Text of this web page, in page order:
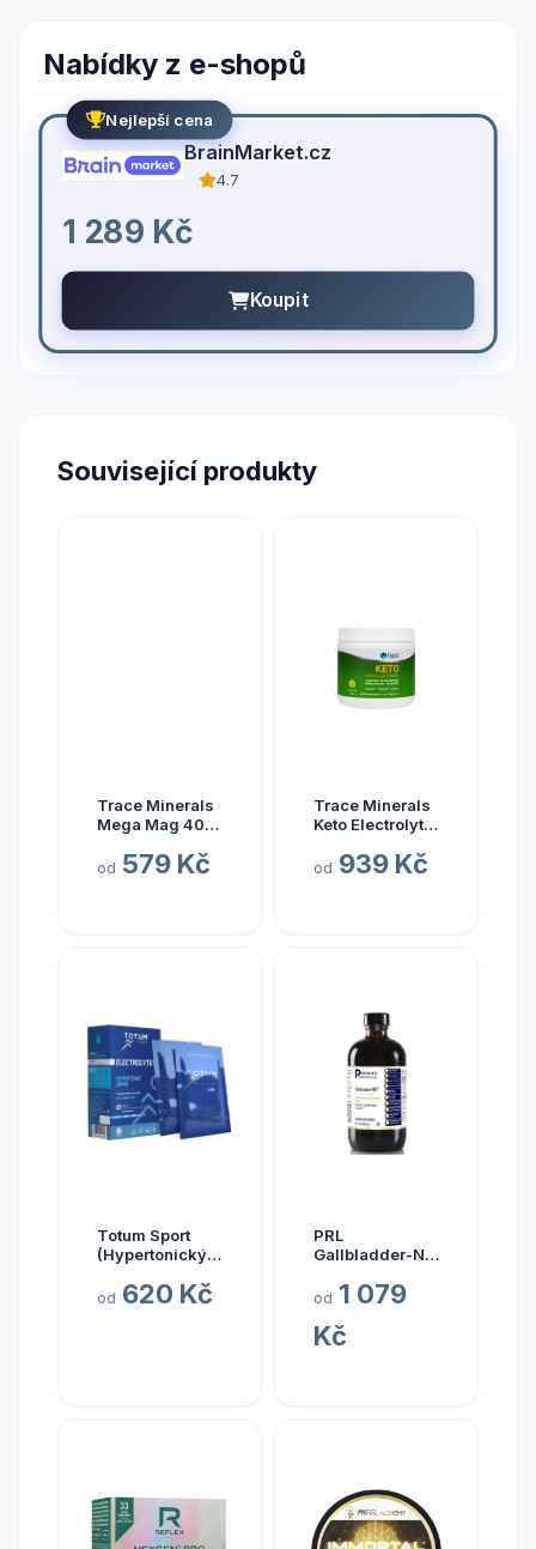
Nabídky z e-shopů
Nejlepší cena
BrainMarket.cz
4.7
1 289 Kč
Koupit
Související produkty
Trace Minerals
Mega Mag 400
elektrolyty, 118
od 579 Kč
Trace Minerals
Keto Electrolyte
elektrolyty v
od 939 Kč
Totum Sport
(Hypertonický
vody), 10 x 20
od 620 Kč
PRL
Gallbladder-ND,
237 ml
od 1 079
Kč